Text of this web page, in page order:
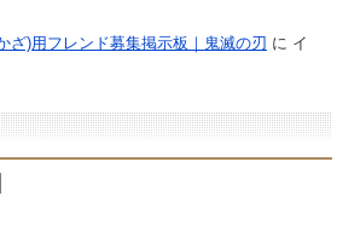
ざ)用フレンド募集掲示板｜鬼滅の刃 に イ